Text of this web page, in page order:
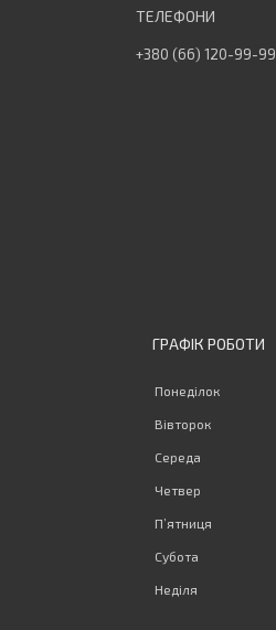
+380 (66) 120-99-99
ГРАФІК РОБОТИ
Понеділок
Вівторок
Середа
Четвер
Пʼятниця
Субота
Неділя